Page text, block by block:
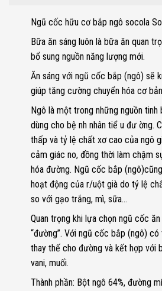
Ngũ cốc hữu cơ bắp ngô socola
Bữa ăn sáng luôn là bữa ăn quan
bổ sung nguồn năng lượng mới.
Ăn sáng với ngũ cốc bắp (ngô) sẽ
giúp tăng cường chuyển hóa cơ
Ngô là một trong những nguồn tinh
dùng cho bệ nh nhân tiể u đư ờng.
thấp và tỷ lệ chất xơ cao của ngô
cảm giác no, đồng thời làm chậm
hóa đường. Ngũ cốc bắp
hoạt động của r/uột già do tỷ lệ
so với gạo trắng, mì, sữa…
Quan trọng khi lựa chọn ngũ cốc ăn
“đường”. Với ngũ cốc bắp (ngô) có
thay thế cho đường và kết hợp với
vani, muối.
Thành phần: Bột ngô 64%, đường